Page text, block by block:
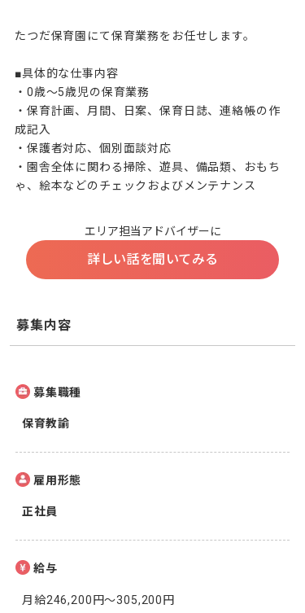
たつだ保育園にて保育業務をお任せします。
■具体的な仕事内容
・0歳～5歳児の保育業務
・保育計画、月間、日案、保育日誌、連絡帳の作
成記入
・保護者対応、個別面談対応
・園舎全体に関わる掃除、遊具、備品類、おもち
ゃ、絵本などのチェックおよびメンテナンス
エリア担当アドバイザーに
詳しい話を聞いてみる
募集内容
募集職種
保育教諭
雇用形態
正社員
給与
月給246,200円～305,200円